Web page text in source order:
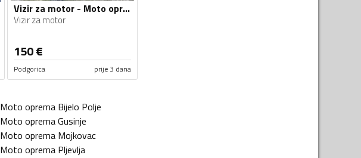
Vizir za motor - Moto oprema
Vizir za motor
150€
Podgorica prije 3 dana
Moto oprema Bijelo Polje
Moto opremaGusinje
Moto oprema Mojkovac
Moto oprema Pljevlja